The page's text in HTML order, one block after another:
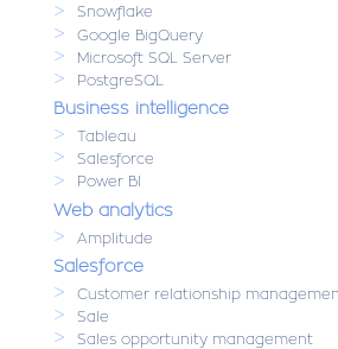
> Snowflake
> Google BigQuery
> Microsoft SQL Server
> PostgreSQL
Business intelligence
> Tableau
> Salesforce
> Power BI
Web analytics
> Amplitude
Salesforce
> Customer relationship
> Sale
> Sales opportunity management